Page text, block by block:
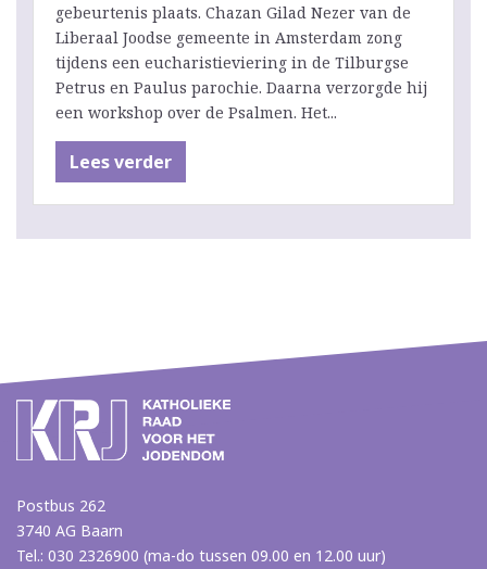
gebeurtenis plaats. Chazan Gilad Nezer van de
Liberaal Joodse gemeente in Amsterdam zong
tijdens een eucharistieviering in de Tilburgse
Petrus en Paulus parochie. Daarna verzorgde hij
een workshop over de Psalmen. Het...
Lees verder
Postbus 262
3740 AG Baarn
Tel.: 030 2326900 (ma-do tussen 09.00 en 12.00 uur)